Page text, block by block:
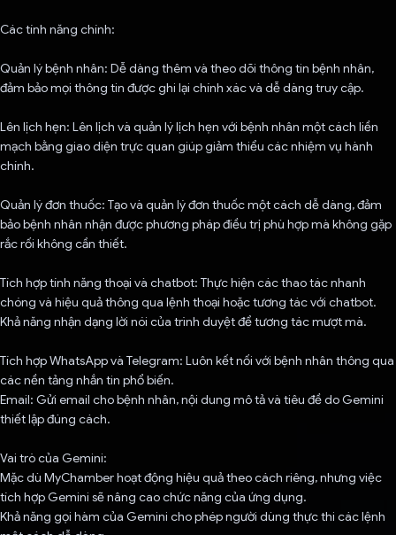
Các tính năng chính:
Quản lý bệnh nhân: Dễ dàng thêm và theo dõi thông tin bệnh nhân,
đảm bảo mọi thông tin được ghi lại chính xác và dễ dàng truy cập.
Lên lịch hẹn: Lên lịch và quản lý lịch hẹn với bệnh nhân một cách liền
mạch bằng giao diện trực quan giúp giảm thiểu các nhiệm vụ hành
chính.
Quản lý đơn thuốc: Tạo và quản lý đơn thuốc một cách dễ dàng, đảm
bảo bệnh nhân nhận được phương pháp điều trị phù hợp mà không gặp
rắc rối không cần thiết.
Tích hợp tính năng thoại và chatbot: Thực hiện các thao tác nhanh
chóng và hiệu quả thông qua lệnh thoại hoặc tương tác với chatbot.
Khả năng nhận dạng lời nói của trình duyệt để tương tác mượt mà.
Tích hợp WhatsApp và Telegram: Luôn kết nối với bệnh nhân thông qua
các nền tảng nhắn tin phổ biến.
Email: Gửi email cho bệnh nhân, nội dung mô tả và tiêu đề do Gemini
thiết lập đúng cách.
Vai trò của Gemini:
Mặc dù MyChamber hoạt động hiệu quả theo cách riêng, nhưng việc
tích hợp Gemini sẽ nâng cao chức năng của ứng dụng.
Khả năng gọi hàm của Gemini cho phép người dùng thực thi các lệnh